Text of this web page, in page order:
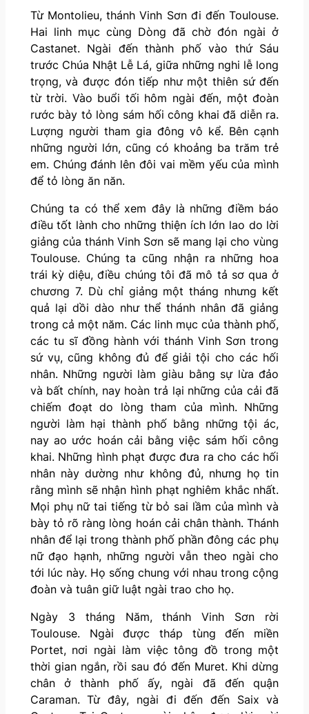
Từ Montolieu, thánh Vinh Sơn đi đến Toulouse.
Hai linh mục cùng Dòng đã chờ đón ngài ở
Castanet. Ngài đến thành phố vào thứ Sáu
trước Chúa Nhật Lễ Lá, giữa những nghi lễ long
trọng, và được đón tiếp như một thiên sứ đến
từ trời. Vào buổi tối hôm ngài đến, một đoàn
rước bày tỏ lòng sám hối công khai đã diễn ra.
Lượng người tham gia đông vô kể. Bên cạnh
những người lớn, cũng có khoảng ba trăm trẻ
em. Chúng đánh lên đôi vai mềm yếu của mình
để tỏ lòng ăn năn.
Chúng ta có thể xem đây là những điềm báo
điều tốt lành cho những thiện ích lớn lao do lời
giảng của thánh Vinh Sơn sẽ mang lại cho vùng
Toulouse. Chúng ta cũng nhận ra những hoa
trái kỳ diệu, điều chúng tôi đã mô tả sơ qua ở
chương 7. Dù chỉ giảng một tháng nhưng kết
quả lại dồi dào như thể thánh nhân đã giảng
trong cả một năm. Các linh mục của thành phố,
các tu sĩ đồng hành với thánh Vinh Sơn trong
sứ vụ, cũng không đủ để giải tội cho các hối
nhân. Những người làm giàu bằng sự lừa đảo
và bất chính, nay hoàn trả lại những của cải đã
chiếm đoạt do lòng tham của mình. Những
người làm hại thành phố bằng những tội ác,
nay ao ước hoán cải bằng việc sám hối công
khai. Những hình phạt được đưa ra cho các hối
nhân này dường như không đủ, nhưng họ tin
rằng mình sẽ nhận hình phạt nghiêm khắc nhất.
Mọi phụ nữ tai tiếng từ bỏ sai lầm của mình và
bày tỏ rõ ràng lòng hoán cải chân thành. Thánh
nhân để lại trong thành phố phần đông các phụ
nữ đạo hạnh, những người vẫn theo ngài cho
tới lúc này. Họ sống chung với nhau trong cộng
đoàn và tuân giữ luật ngài trao cho họ.
Ngày 3 tháng Năm, thánh Vinh Sơn rời
Toulouse. Ngài được tháp tùng đến miền
Portet, nơi ngài làm việc tông đồ trong một
thời gian ngắn, rồi sau đó đến Muret. Khi dừng
chân ở thành phố ấy, ngài đã đến quận
Caraman. Từ đây, ngài đi đến đến Saix và